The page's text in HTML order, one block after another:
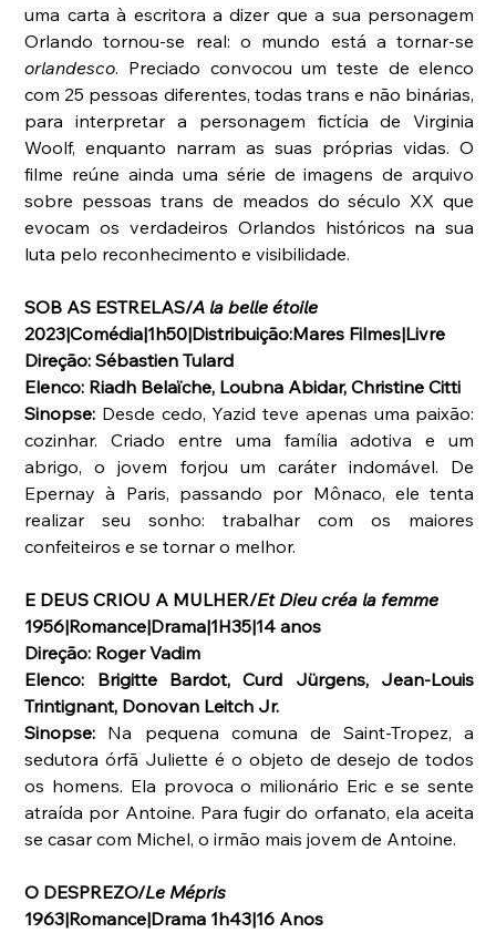
uma carta à escritora a dizer que a sua personagem
orlandesco. Preciado convocou um teste de elenco
com 25 pessoas diferentes, todas trans e não binárias,
para interpretar a personagem fictícia de Virginia
Woolf, enquanto narram as suas próprias vidas. O
filme reúne ainda uma série de imagens de arquivo
sobre pessoas trans de meados do século XX que
evocam os verdadeiros Orlandos históricos na sua
luta pelo reconhecimento e visibilidade.
SOB AS ESTRELAS/A la belle étoile
2023|Comédia|1h50|Distribuição:Mares Filmes|Livre
Direção: Sébastien Tulard
Elenco: Riadh Belaïche, Loubna Abidar, Christine Citti
Sinopse: Desde cedo, Yazid teve apenas uma paixão:
cozinhar. Criado entre uma família adotiva e um
abrigo, o jovem forjou um caráter indomável. De
Epernay à Paris, passando por Mônaco, ele tenta
realizar seu sonho: trabalhar com os maiores
confeiteiros e se tornar o melhor.
E DEUS CRIOU A MULHER/Et Dieu créa la femme
1956|Romance|Drama|1H35|14 anos
Direção: Roger Vadim
Elenco: Brigitte Bardot, Curd Jürgens, Jean-Louis
Trintignant, Donovan Leitch Jr.
Sinopse: Na pequena comuna de Saint-Tropez, a
sedutora órfã Juliette é o objeto de desejo de todos
os homens. Ela provoca o milionário Eric e se sente
atraída por Antoine. Para fugir do orfanato, ela aceita
se casar com Michel, o irmão mais jovem de Antoine.
O DESPREZO/Le Mépris
1963|Romance|Drama 1h43|16 Anos